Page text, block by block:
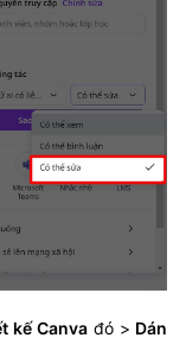
kế Canvađó > Dán